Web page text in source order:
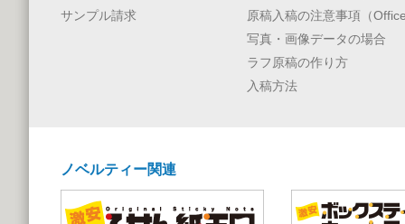
サンプル請求
原稿入稿の注意事項（
写真・画像データの場合
ラフ原稿の作り方
入稿方法
ノベルティー関連